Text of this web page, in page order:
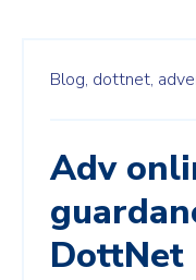
Blog, dottnet,
Adv
DottNet